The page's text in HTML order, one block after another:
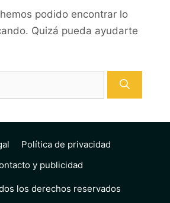
podido encontrar lo
Quizá pueda ayudarte
Política de privacidad
y publicidad
los derechos reservados